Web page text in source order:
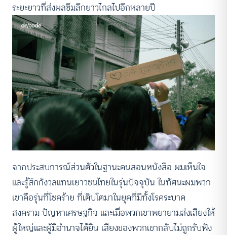
ระยะยาวที่ส่งผลซึมลึกยาวไกลไปอีกหลายปี
จากประสบการณ์ส่วนตัวในฐานะคนสอนหนังสือ ผมเห็นใจ
และรู้สึกกังวลแทนเยาวชนไทยในรุ่นปัจจุบัน ในทัศนะผมพวก
เขาคือรุ่นที่โชคร้าย ที่เติบโตมาในยุคที่มีทั้งโรคระบาด
สงคราม ปัญหาเศรษฐกิจ และเมื่อพวกเขาพยายามส่งเสียงให้
ผู้ใหญ่และผู้มีอำนาจได้ยิน เสียงของพวกเขากลับไม่ถูกรับฟัง